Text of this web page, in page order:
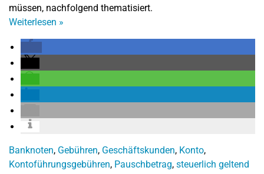
müssen, nachfolgend thematisiert.
Weiterlesen »
Banknoten, Gebühren, Geschäftskunden, Konto,
Kontoführungsgebühren, Pauschbetrag, steuerlich geltend